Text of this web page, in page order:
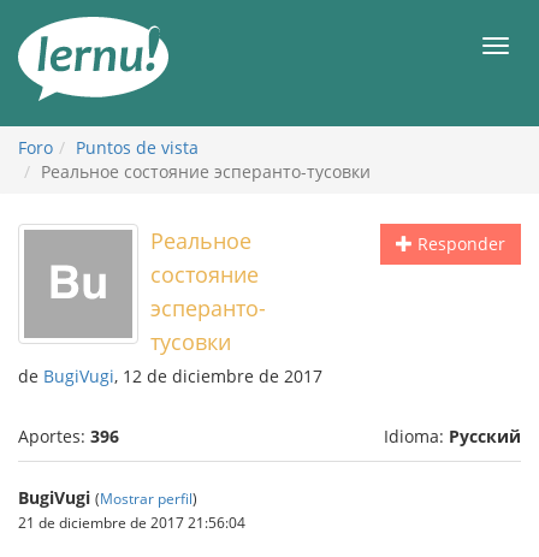
Foro
Puntos de vista
Реальное состояние эсперанто-тусовки
Responder
Реальное
состояние
эсперанто-
тусовки
de BugiVugi, 12 de diciembre de 2017
Aportes: 396 Idioma: Русский
BugiVugi (Mostrar perfil)
21 de diciembre de 2017 21:56:04